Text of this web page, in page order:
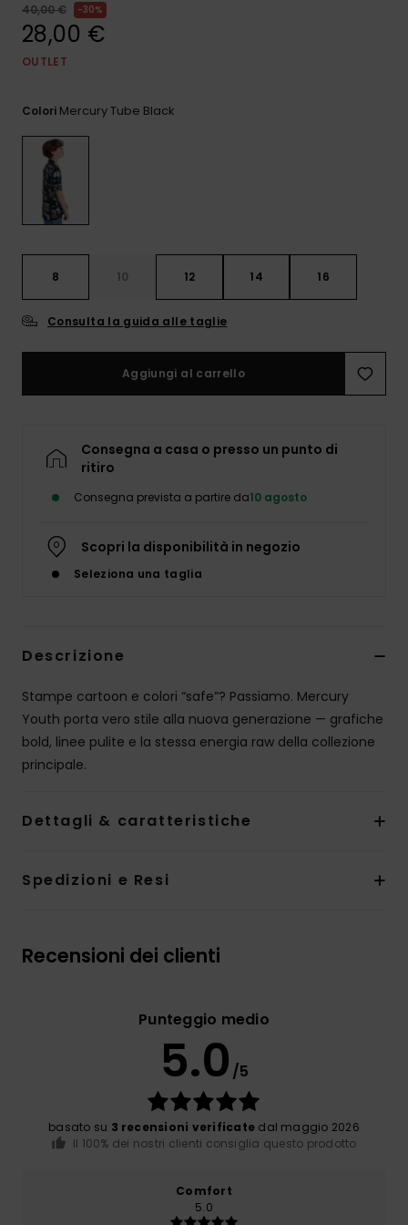
le FAQ
40,00 €
30%
28,00 €
OUTLET
Colori Mercury Tube Black
8 10 12 14 16
Consulta la guida alle taglie
Aggiungi al carrello
Consegna a casa o presso un punto di
ritiro
Consegna prevista a partire da10 agosto
Scopri la disponibilità in negozio
Seleziona una taglia
Descrizione
Stampe cartoon e colori “safe”? Passiamo. Mercury
Youth porta vero stile alla nuova generazione — grafiche
bold, linee pulite e la stessa energia raw della collezione
principale.
Dettagli & caratteristiche
Spedizioni e Resi
Recensioni dei clienti
Punteggio medio
5.0 /5
basato su 3 recensioni verificate dal maggio 2026
Il 100% dei nostri clienti consiglia questo prodotto
Comfort
5.0